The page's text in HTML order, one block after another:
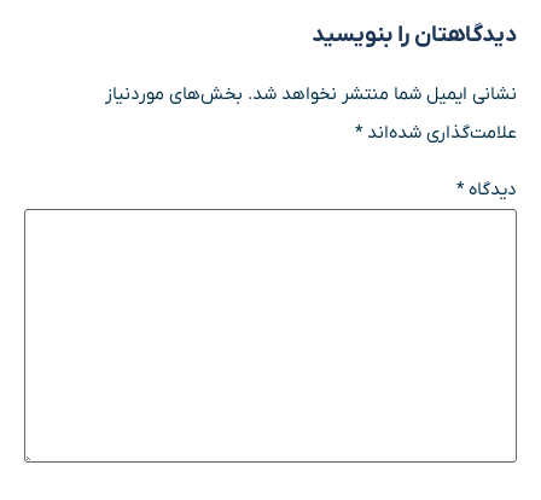
دیدگاهتان را بنویسید
نشانی ایمیل شما منتشر نخواهد شد. بخش‌های موردنیاز
علامت‌گذاری شده‌اند*
دیدگاه*